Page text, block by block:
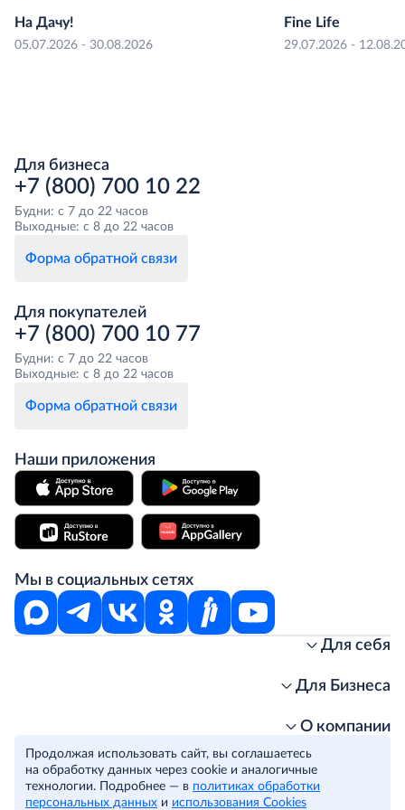
На Дачу!
05.07.2026 - 30.08.2026
Fine Life
29.07.2026 -
Для бизнеса
+7 (800) 700 10 22
Будни: с 7 до 22 часов
Выходные: с 8 до 22 часов
Форма обратной связи
Для покупателей
+7 (800) 700 10 77
Будни: с 7 до 22 часов
Выходные: с 8 до 22 часов
Форма обратной связи
Наши приложения
Мы в социальных сетях
Для себя
Подарочные карты. Активация и баланс
Скидка за подписку
Часто задаваемые вопросы
Для Бизнеса
Получить карту для бизнеса
Для магазинов
Для гостинично-ресторанного бизнеса
Для офисов и предприятий
О компании
Карьера
Пресс-центр
Программа METRO Potentials
Условия и соглашения
Политика конфиденциальности
Правовая информация
© METRO Cash and Carry Russia, 2026
Продолжая использовать сайт, вы соглашаетесь
на обработку данных через cookie и аналогичные
технологии. Подробнее — в политиках обработки
персональных данных и использования Cookies